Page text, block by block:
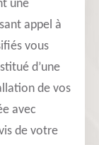
une
appel à
vous
d’une
de vos
avec
de votre